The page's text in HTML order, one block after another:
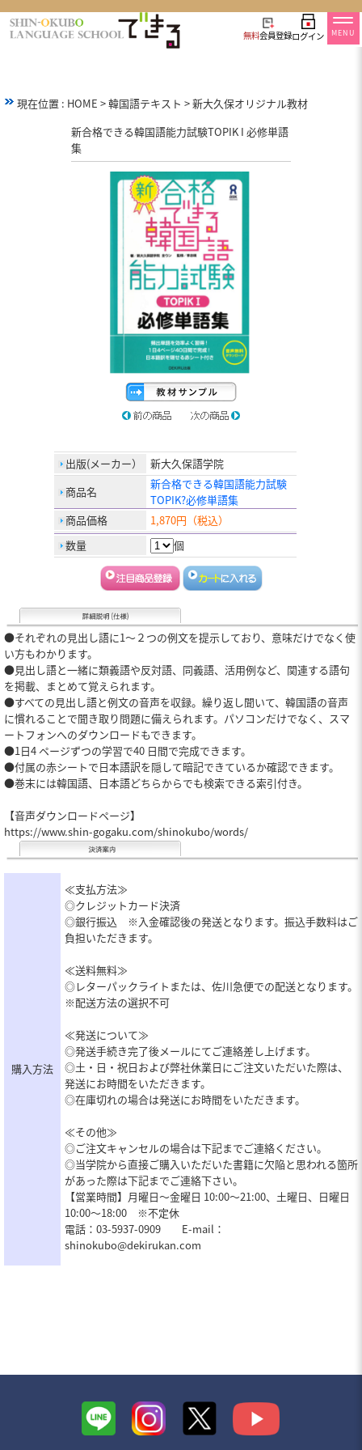
無料会員登録ログイン MENU
現在位置 : HOME >韓国語テキスト >新大久保オリジナル教材
新合格できる韓国語能力試験TOPIK I 必修単語
集
出版(メーカー）
新大久保語学院
商品名
新合格できる韓国語能力試験
TOPIK?必修単語集
商品価格
1,870円（税込）
数量
個
●それぞれの見出し語に1〜２つの例文を提示しており、意味だけでなく使
い方もわかります。
●見出し語と一緒に類義語や反対語、同義語、活用例など、関連する語句
を掲載、まとめて覚えられます。
●すべての見出し語と例文の音声を収録。繰り返し聞いて、韓国語の音声
に慣れることで聞き取り問題に備えられます。パソコンだけでなく、スマ
ートフォンへのダウンロードもできます。
●1日4 ページずつの学習で40 日間で完成できます。
●付属の赤シートで日本語訳を隠して暗記できているか確認できます。
●巻末には韓国語、日本語どちらからでも検索できる索引付き。
【音声ダウンロードページ】
https://www.shin-gogaku.com/shinokubo/words/
購入方法
≪支払方法≫
◎クレジットカード決済
◎銀行振込 ※入金確認後の発送となります。振込手数料はご
負担いただきます。
≪送料無料≫
◎レターパックライトまたは、佐川急便での配送となります。
※配送方法の選択不可
≪発送について≫
◎発送手続き完了後メールにてご連絡差し上げます。
◎土・日・祝日および弊社休業日にご注文いただいた際は、
発送にお時間をいただきます。
◎在庫切れの場合は発送にお時間をいただきます。
≪その他≫
◎ご注文キャンセルの場合は下記までご連絡ください。
◎当学院から直接ご購入いただいた書籍に欠陥と思われる箇所
があった際は下記までご連絡下さい。
【営業時間】月曜日～金曜日 10:00～21:00、土曜日、日曜日
10:00～18:00 ※不定休
電話：03-5937-0909 E-mail：
shinokubo@dekirukan.com